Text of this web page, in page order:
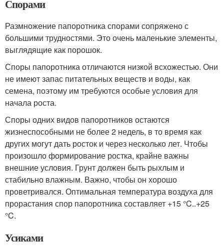
Спорами
Размножение папоротника спорами сопряжено с
большими трудностями. Это очень маленькие элементы,
выглядящие как порошок.
Споры папоротника отличаются низкой всхожестью. Они
не имеют запас питательных веществ и воды, как
семена, поэтому им требуются особые условия для
начала роста.
Споры одних видов папоротников остаются
жизнеспособными не более 2 недель, в то время как
других могут дать росток и через несколько лет. Чтобы
произошло формирование ростка, крайне важны
внешние условия. Грунт должен быть рыхлым и
стабильно влажным. Важно, чтобы он хорошо
проветривался. Оптимальная температура воздуха для
прорастания спор папоротника составляет +15 °C..+25
°C.
Усиками